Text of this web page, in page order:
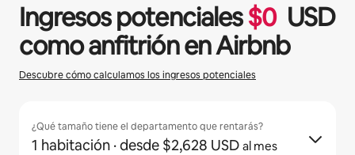
Ingresos potenciales$0 USD
como anfitrión en Airbnb
Descubre cómo calculamos los ingresos potenciales
¿Qué tamaño tiene el departamento que rentarás?
1 habitación · desde $2,628 USD al mes